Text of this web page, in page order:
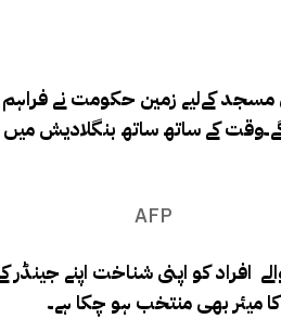
کےلیے زمین حکومت نے فراہم
گے۔وقت کے ساتھ ساتھ بنگلادیش میں
AFP
پر اس کمیونٹی سے تعلق رکھنے والے افراد کو اپنی شناخت